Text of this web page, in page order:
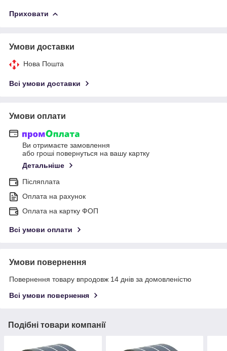
Приховати
Умови доставки
Нова Пошта
Всі умови доставки
Умови оплати
Ви отримаєте замовлення
або гроші повернуться на вашу картку
Детальніше
Післяплата
Оплата на рахунок
Оплата на картку ФОП
Всі умови оплати
Умови повернення
Повернення товару впродовж 14 днів за домовленістю
Всі умови повернення
Подібні товари компанії